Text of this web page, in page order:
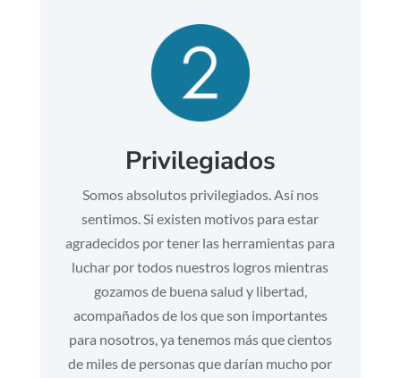
Privilegiados
Somos absolutos privilegiados. Así nos
sentimos. Si existen motivos para estar
agradecidos por tener las herramientas para
luchar por todos nuestros logros mientras
gozamos de buena salud y libertad,
acompañados de los que son importantes
para nosotros, ya tenemos más que cientos
de miles de personas que darían mucho por